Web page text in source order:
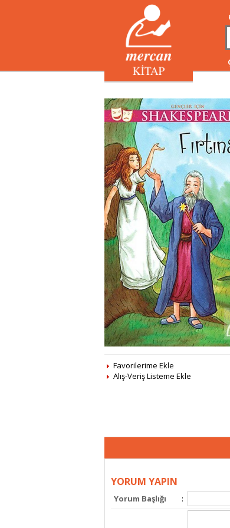
Favorilerime Ekle
Alış-Veriş Listeme Ekle
YORUM YAPIN
Yorum Başlığı :